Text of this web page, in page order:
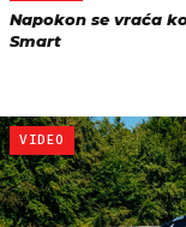
Napokon se vraća
Smart
VIDEO